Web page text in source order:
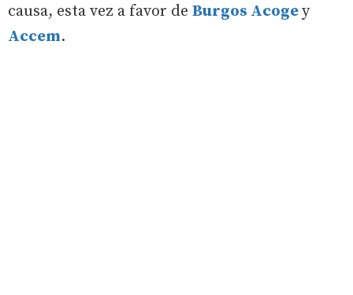
causa, esta vez a favor de Burgos Acogey
Accem.